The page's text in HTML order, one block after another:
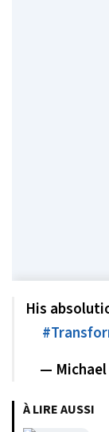
His
—
À LIRE AUSSI